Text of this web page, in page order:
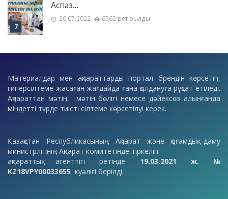
Аспаз…
20.07.2022 6562 рет оқылды
Материалдар мен ақпараттарды портал брендін көрсетіп,
гиперсілтеме жасаған жағдайда ғана қолдануға рұқсат етіледі.
Ақпараттан мәтін, мәтін бөлігі немесе дәйексөз алынғанда
міндетті түрде тиісті сілтеме көрсетілуі керек.
Қазақстан Республикасының Ақпарат және қоғамдық даму
министрлігінің Ақпарат комитетінде тіркеліп
ақпараттық агенттігі ретінде 19.03.2021 ж. №
KZ18VPY00033655 куәлігі берілді.